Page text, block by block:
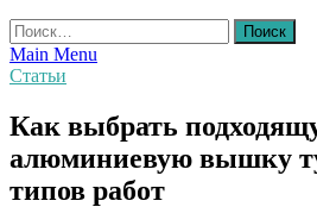
Найти:
Main Menu
Статьи
Как выбрать
алюминиевую вышку
типов работ